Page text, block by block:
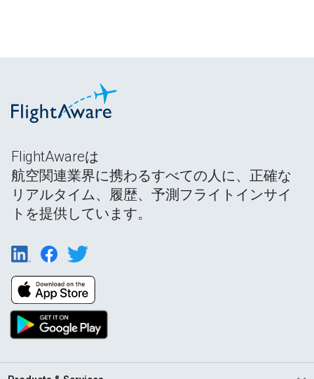
FlightAwareは
航空関連業界に携わるすべての人に、正確な
リアルタイム、履歴、予測フライトインサイ
トを提供しています。